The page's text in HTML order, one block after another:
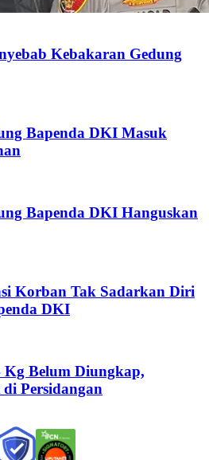
Kebakaran Gedung
Bapenda DKI Masuk
Bapenda DKI Hanguskan
Korban Tak Sadarkan Diri
DKI
Kg Belum Diungkap,
Persidangan